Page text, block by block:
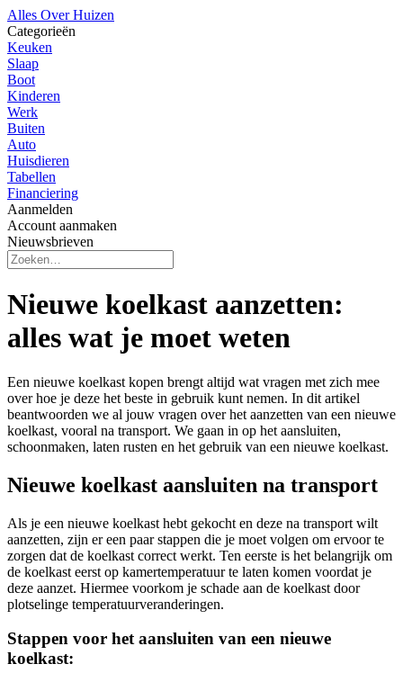
Alles Over Huizen
Categorieën
Keuken
Slaap
Boot
Kinderen
Werk
Buiten
Auto
Huisdieren
Tabellen
Financiering
Aanmelden
Account aanmaken
Nieuwsbrieven
Nieuwe koelkast aanzetten:
alles wat je moet weten
Een nieuwe koelkast kopen brengt altijd wat vragen met zich mee
over hoe je deze het beste in gebruik kunt nemen. In dit artikel
beantwoorden we al jouw vragen over het aanzetten van een nieuwe
koelkast, vooral na transport. We gaan in op het aansluiten,
schoonmaken, laten rusten en het gebruik van een nieuwe koelkast.
Nieuwe koelkast aansluiten na transport
Als je een nieuwe koelkast hebt gekocht en deze na transport wilt
aanzetten, zijn er een paar stappen die je moet volgen om ervoor te
zorgen dat de koelkast correct werkt. Ten eerste is het belangrijk om
de koelkast eerst op kamertemperatuur te laten komen voordat je
deze aanzet. Hiermee voorkom je schade aan de koelkast door
plotselinge temperatuurveranderingen.
Stappen voor het aansluiten van een nieuwe
koelkast: